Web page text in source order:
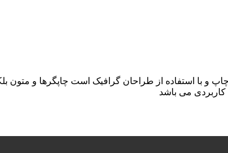
و با استفاده از طراحان گرافیک است چاپگرها و
کاربردی می باشد